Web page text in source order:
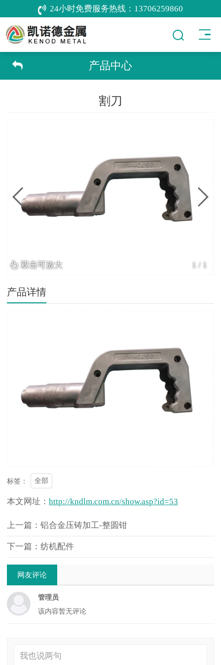
24小时免费服务热线： 13706259860
产品中心
割刀
1 / 1
双击可放大
产品详情
标签： 全部
本文网址： http://kndlm.com.cn/show.asp?id=53
上一篇：铝合金压铸加工-整圆钳
下一篇：纺机配件
网友评论
管理员
该内容暂无评论